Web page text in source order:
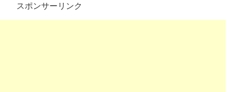
スポンサーリンク